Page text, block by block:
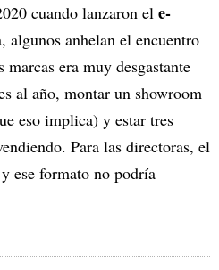
cuando lanzaron el e-
algunos anhelan el encuentro
era muy desgastante
al año, montar un showroom
eso implica) y estar tres
Para las directoras, el
ese formato no podría